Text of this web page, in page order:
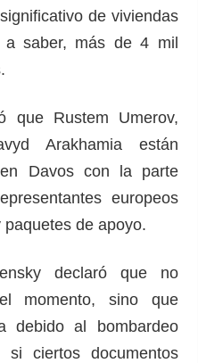
de viviendas
a saber, más de 4 mil
que Rustem Umerov,
Arakhamia están
Davos con la parte
europeos
de apoyo.
declaró que no
momento, sino que
debido al bombardeo
ciertos documentos